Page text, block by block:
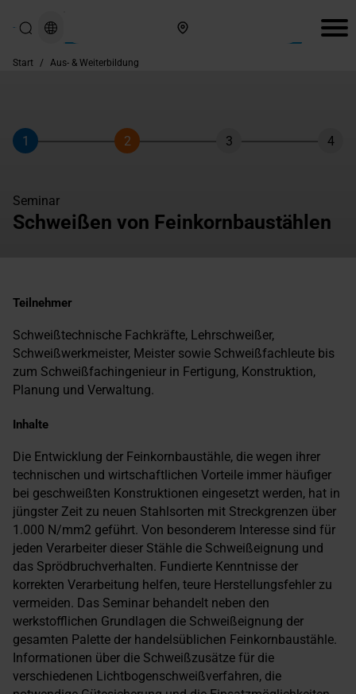
Start / Aus- & Weiterbildung
Schritt
1
Schritt
2
Schritt
3 4
Seminar
Schweißen von Feinkornbaustählen
Teilnehmer
Schweißtechnische Fachkräfte, Lehrschweißer,
Schweißwerkmeister, Meister sowie Schweißfachleute bis
zum Schweißfachingenieur in Fertigung, Konstruktion,
Planung und Verwaltung.
Inhalte
Die Entwicklung der Feinkornbaustähle, die wegen ihrer
technischen und wirtschaftlichen Vorteile immer häufiger
bei geschweißten Konstruktionen eingesetzt werden, hat in
jüngster Zeit zu neuen Stahlsorten mit Streckgrenzen über
1.000 N/mm2 geführt. Von besonderem Interesse sind für
jeden Verarbeiter dieser Stähle die Schweißeignung und
das Sprödbruchverhalten. Fundierte Kenntnisse der
korrekten Verarbeitung helfen, teure Herstellungsfehler zu
vermeiden. Das Seminar behandelt neben den
werkstofflichen Grundlagen die Schweißeignung der
gesamten Palette der handelsüblichen Feinkornbaustähle.
Informationen über die Schweißzusätze für die
verschiedenen Lichtbogenschweißverfahren, die